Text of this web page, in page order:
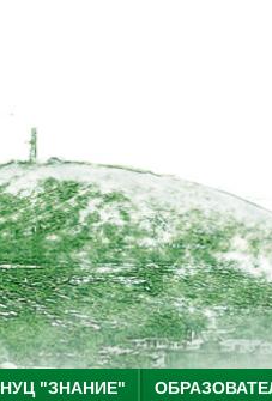
НУЦ "ЗНАНИЕ"